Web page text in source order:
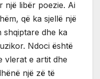
një libër poezie. Ai
që ka sjellë një
shqiptare dhe ka
Ndoci është
vlerat e artit dhe
një zë të